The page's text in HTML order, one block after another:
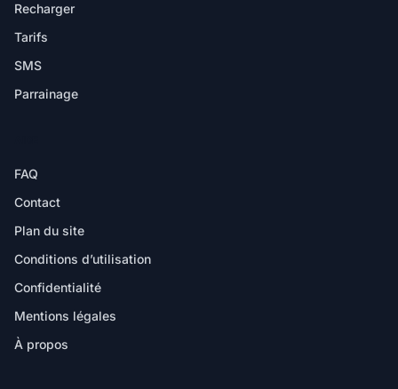
Recharger
Tarifs
SMS
Parrainage
FAQ
Contact
Plan du site
Conditions d’utilisation
Confidentialité
Mentions légales
À propos